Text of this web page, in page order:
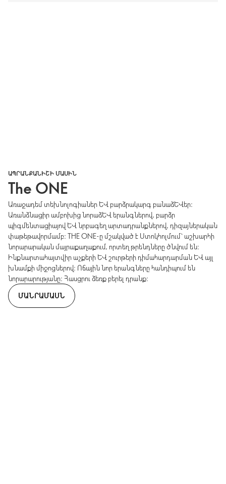
ԱՊՐԱՆՔԱՆԻՇԻ ՄԱՍԻՆ
The ONE
Առաջադեմ տեխնոլոգիաներ և բարձրակարգ բանաձևեր։
Առանձնացիր ամբոխից նորաձև երանգներով, բարձր
պիգմենտացիայով և նրբագեղ արտադրանքներով, դիզայներական
փաթեթավորմամբ։ THE ONE-ը մշակված է Ստոկհոլմում՝ աշխարհի
նորարարական մայրաքաղաքում, որտեղ թրենդները ծնվում են։
Ինքնարտահայտվիր աչքերի և շուրթերի դիմահարդարման և այլ
խնամքի միջոցներով։ Ոճային նոր երանգները հանդիպում են
նորարարությանը։ Հասցրու ձեռք բերել դրանք։
ՄԱՆՐԱՄԱՍՆ